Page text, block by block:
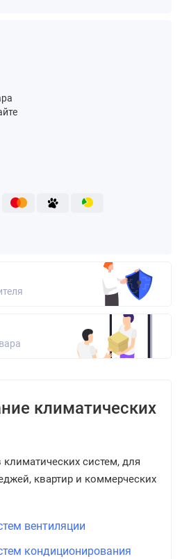
климатических
климатических систем, для
квартир и коммерческих
вентиляции
кондиционирования